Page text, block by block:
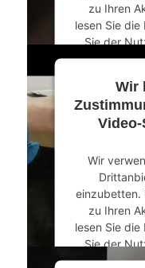
zu Ihren
lesen Sie
Sie der
powered
Wir
Wir
einzubetten.
zu Ihren
lesen Sie
Sie der